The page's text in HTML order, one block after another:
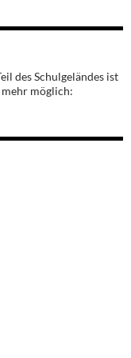
des Schulgeländes ist
möglich: